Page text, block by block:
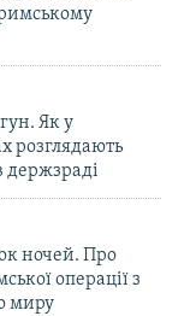
Як у
розглядають
держзраді
ночей. Про
операції з
миру